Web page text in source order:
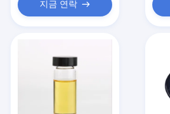
구연산 과립
지금 연락